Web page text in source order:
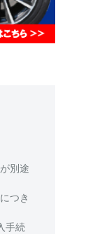
別途
つき
手続